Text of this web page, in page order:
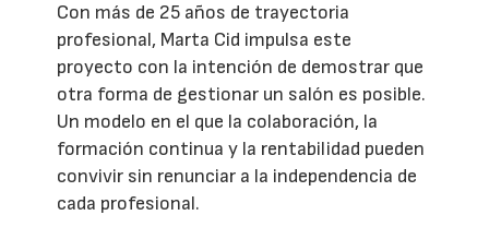
Con más de 25 años de trayectoria
profesional, Marta Cid impulsa este
proyecto con la intención de demostrar que
otra forma de gestionar un salón es posible.
Un modelo en el que la colaboración, la
formación continua y la rentabilidad pueden
convivir sin renunciar a la independencia de
cada profesional.